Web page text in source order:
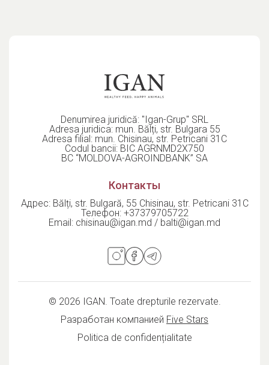
Denumirea juridică: "Igan-Grup" SRL
Adresa juridica: mun. Bălți, str. Bulgara 55
Adresa filial: mun. Chisinau, str. Petricani 31C
Codul bancii: BIC AGRNMD2X750
BC “MOLDOVA-AGROINDBANK” SA
Контакты
Адрес: Bălți, str. Bulgară, 55 Chisinau, str. Petricani 31C
Телефон: +37379705722
Email: chisinau@igan.md / balti@igan.md
© 2026 IGAN. Toate drepturile rezervate.
Разработан компанией Five Stars
Politica de confidențialitate